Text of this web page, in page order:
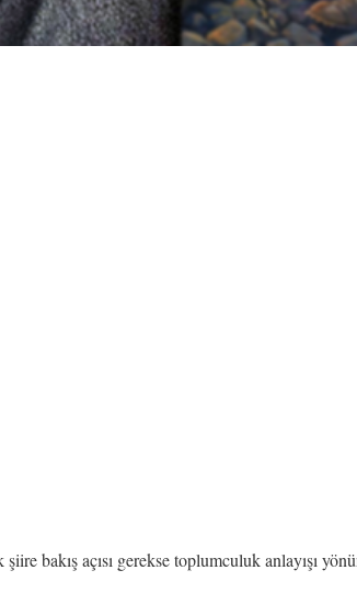
bakış açısı gerekse toplumculuk anlayışı